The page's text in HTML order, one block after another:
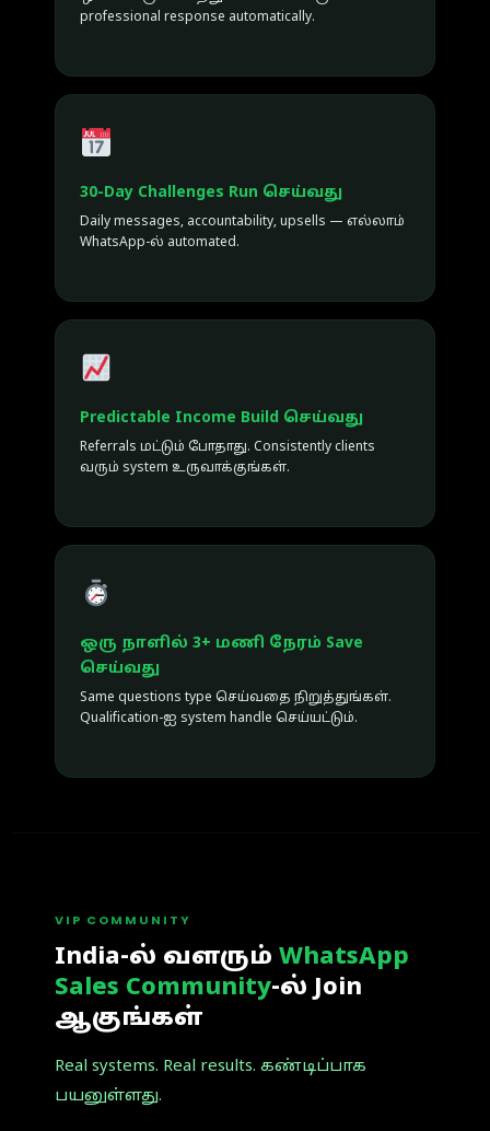
professional response automatically.
30-Day Challenges Run செய்வது
Daily messages, accountability, upsells — எல்லாம்
WhatsApp-ல் automated.
Predictable Income Build செய்வது
Referrals மட்டும் போதாது. Consistently clients
வரும் system உருவாக்குங்கள்.
ஒரு நாளில் 3+ மணி நேரம் Save
செய்வது
Same questions type செய்வதை நிறுத்துங்கள்.
Qualification-ஐ system handle செய்யட்டும்.
VIP COMMUNITY
India-ல் வளரும் WhatsApp
Sales Community-ல் Join
ஆகுங்கள்
Real systems. Real results. கண்டிப்பாக
பயனுள்ளது.